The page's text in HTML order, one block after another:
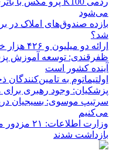
می‌شود
بازده صندوق‌های املاک در
شد؟
ارائه دو میلیون و ۴۲۶ هزار خدمت بهداشتی و درمانی به زائران
ظفرقندی: توسعه آموزش
آینده کشور است
اولتیماتوم به تامین‌کنندگان
پزشکیان: وجود رهبری
سرتیپ موسوی: بسیجیان
می‌کنیم
بازداشت شدند